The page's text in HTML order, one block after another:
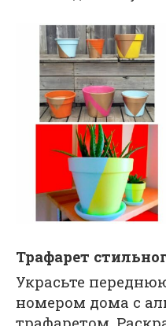
Трафарет
Украсьте
номером дома с